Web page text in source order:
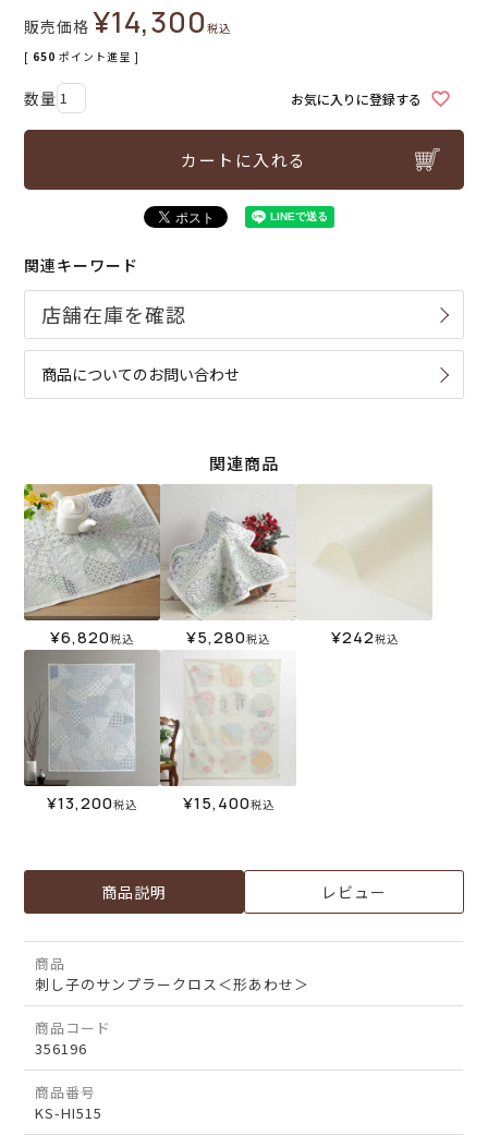
販売価格 ¥14,300税込
[ 650 ポイント進呈 ]
お気に入りに登録する
カートに入れる
関連キーワード
商品についてのお問い合わせ
関連商品
¥6,820税込 ¥5,280税込 ¥242税込
¥13,200税込 ¥15,400税込
商品説明 レビュー
商品
刺し子のサンプラークロス＜形あわせ＞
商品コード
356196
商品番号
KS-HI515